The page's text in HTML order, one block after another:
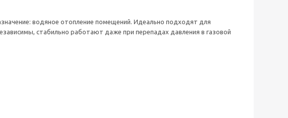
водяное отопление помещений. Идеально подходят для
стабильно работают даже при перепадах давления в газовой